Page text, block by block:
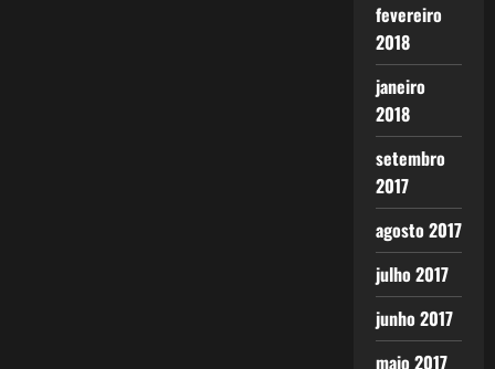
fevereiro
2018
janeiro
2018
setembro
2017
agosto 2017
julho 2017
junho 2017
maio 2017